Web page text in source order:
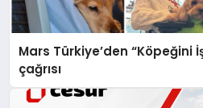
Mars Türkiye’den “Köpeğini
çağrısı